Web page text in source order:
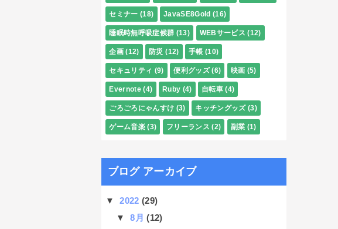
セミナー (18) JavaSE8Gold (16)
睡眠時無呼吸症候群 (13) WEBサービス (12)
企画 (12) 防災 (12) 手帳 (10)
セキュリティ (9) 便利グッズ (6) 映画 (5)
Evernote (4) Ruby (4) 自転車 (4)
ごろごろにゃんすけ (3) キッチングッズ (3)
ゲーム音楽 (3) フリーランス (2) 副業 (1)
ブログ アーカイブ
▼2022(29)
▼8月(12)